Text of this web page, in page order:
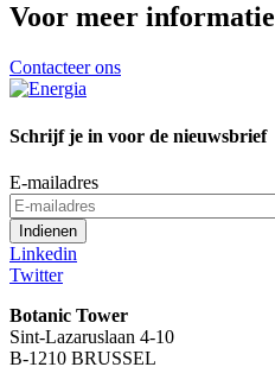
Voor meer informatie
Contacteer ons
Schrijf je in voor de nieuwsbrief
E-mailadres
Linkedin
Twitter
Botanic Tower
Sint-Lazaruslaan 4-10
B-1210 BRUSSEL